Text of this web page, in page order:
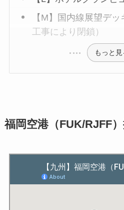
【M】国内線展望デ
工事により閉鎖）
もっと見
福岡空港（FUK/RJFF